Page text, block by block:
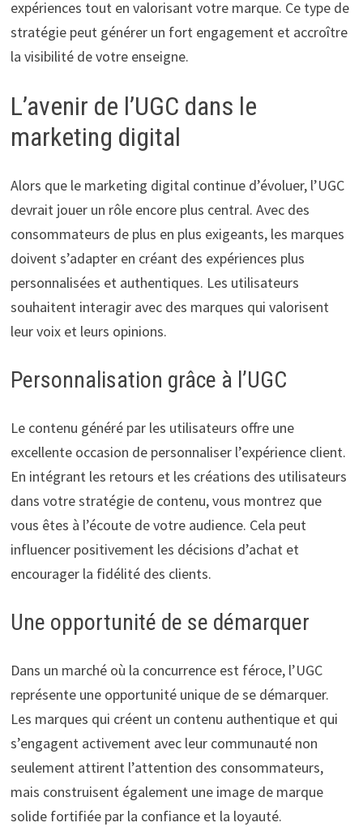
expériences tout en valorisant votre marque. Ce type de
stratégie peut générer un fort engagement et accroître
la visibilité de votre enseigne.
L’avenir de l’UGC dans le
marketing digital
Alors que le marketing digital continue d’évoluer, l’UGC
devrait jouer un rôle encore plus central. Avec des
consommateurs de plus en plus exigeants, les marques
doivent s’adapter en créant des expériences plus
personnalisées et authentiques. Les utilisateurs
souhaitent interagir avec des marques qui valorisent
leur voix et leurs opinions.
Personnalisation grâce à l’UGC
Le contenu généré par les utilisateurs offre une
excellente occasion de personnaliser l’expérience client.
En intégrant les retours et les créations des utilisateurs
dans votre stratégie de contenu, vous montrez que
vous êtes à l’écoute de votre audience. Cela peut
influencer positivement les décisions d’achat et
encourager la fidélité des clients.
Une opportunité de se démarquer
Dans un marché où la concurrence est féroce, l’UGC
représente une opportunité unique de se démarquer.
Les marques qui créent un contenu authentique et qui
s’engagent activement avec leur communauté non
seulement attirent l’attention des consommateurs,
mais construisent également une image de marque
solide fortifiée par la confiance et la loyauté.